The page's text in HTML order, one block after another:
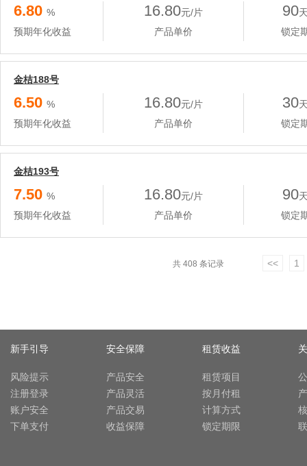
6.80 %
预期年化收益
16.80元/片
产品单价
90
锁定
金桔188号
6.50 %
预期年化收益
16.80元/片
产品单价
30
锁定
金桔193号
7.50 %
预期年化收益
16.80元/片
产品单价
90
锁定
共 408 条记录 << 1
新手引导
风险提示
注册登录
账户安全
下单支付
安全保障
产品安全
产品灵活
产品交易
收益保障
租赁收益
租赁项目
按月付租
计算方式
锁定期限